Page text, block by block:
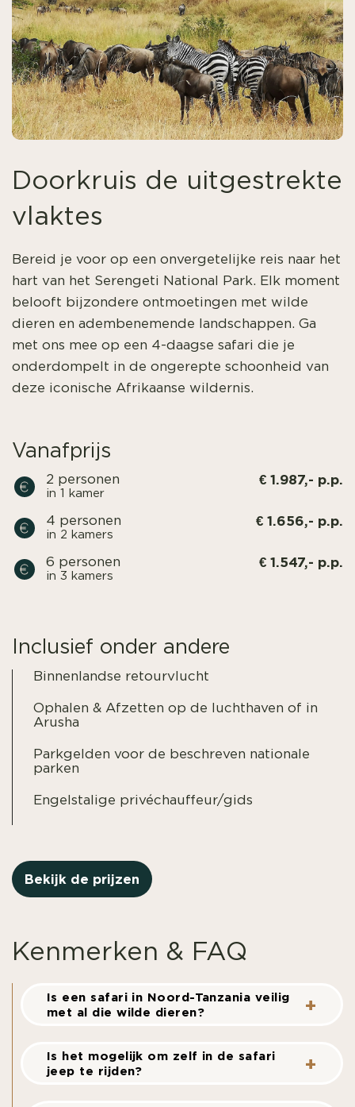
Doorkruis de uitgestrekte
vlaktes
Bereid je voor op een onvergetelijke reis naar het
hart van het Serengeti National Park. Elk moment
belooft bijzondere ontmoetingen met wilde
dieren en adembenemende landschappen. Ga
met ons mee op een 4-daagse safari die je
onderdompelt in de ongerepte schoonheid van
deze iconische Afrikaanse wildernis.
Vanafprijs
2 personen
in 1 kamer
€ 1.987,- p.p.
4 personen
in 2 kamers
€ 1.656,- p.p.
6 personen
in 3 kamers
€ 1.547,- p.p.
Inclusief onder andere
Binnenlandse retourvlucht
Ophalen & Afzetten op de luchthaven of in
Arusha
Parkgelden voor de beschreven nationale
parken
Engelstalige privéchauffeur/gids
Bekijk de prijzen
Kenmerken & FAQ
Is een safari in Noord-Tanzania veilig
met al die wilde dieren?
Is het mogelijk om zelf in de safari
jeep te rijden?